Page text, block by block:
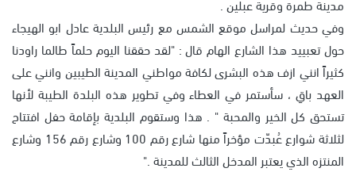
وفي حديث لمراسل موقع الشمس مع رئيس البلدية عادل ابو الهيجاء
حول تعبييد هذا الشارع الهام قال : "لقد حققنا اليوم حلماً طالما راودنا
كثيراً انني ازف هذه البشرى لكافة مواطني المدينة الطيبين وانني على
العهد باقِ ، سأستمر في العطاء وفي تطوير هذه البلدة الطيبة لأنها
تستحق كل الخير والمحبة " . هذا وستقوم البلدية بإقامة حفل افتتاح
لثلاثة شوارع عُبدّت مؤخراً منها شارع رقم 100 وشارع رقم 156 وشارع
المنتزه الذي يعتبر المدخل الثالث للمدينة ."